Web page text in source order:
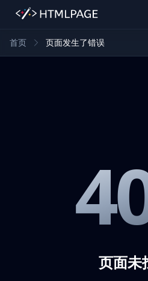
首页 页面发生了错误
页面未